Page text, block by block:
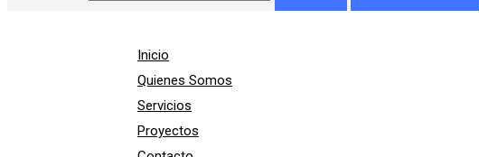
Inicio
Quienes Somos
Servicios
Proyectos